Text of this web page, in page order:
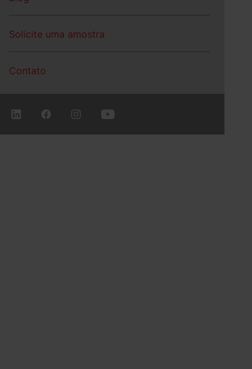
Solicite uma amostra
Contato